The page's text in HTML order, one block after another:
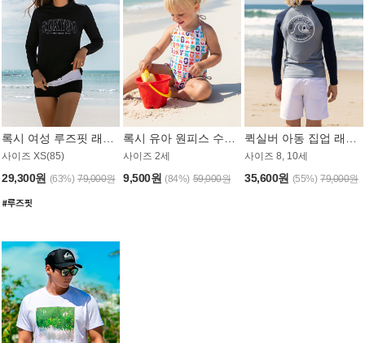
사이즈 XS(85)
29,300원 (63%) 79,000원
사이즈 2세
9,500원 (84%) 59,000원
사이즈 8, 10세
35,600원 (55%) 79,000원